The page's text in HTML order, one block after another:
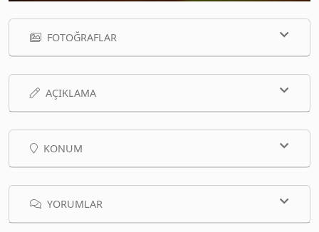
FOTOĞRAFLAR
AÇIKLAMA
KONUM
YORUMLAR